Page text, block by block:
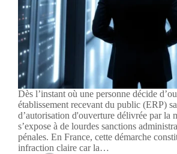
Dès l’instant où une personne décide
établissement recevant du public (ERP)
d’autorisation d'ouverture délivrée par la
s’expose à de lourdes sanctions
pénales. En France, cette démarche
infraction claire car la…